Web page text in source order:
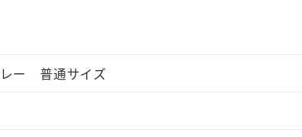
マ ー 普通サイズ